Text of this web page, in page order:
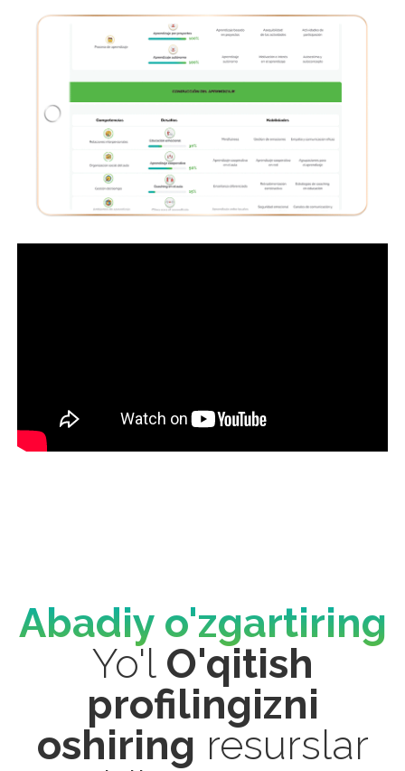
Abadiy o'zgartiring
Yo'l O'qitish
profilingizni
oshiring resurslar